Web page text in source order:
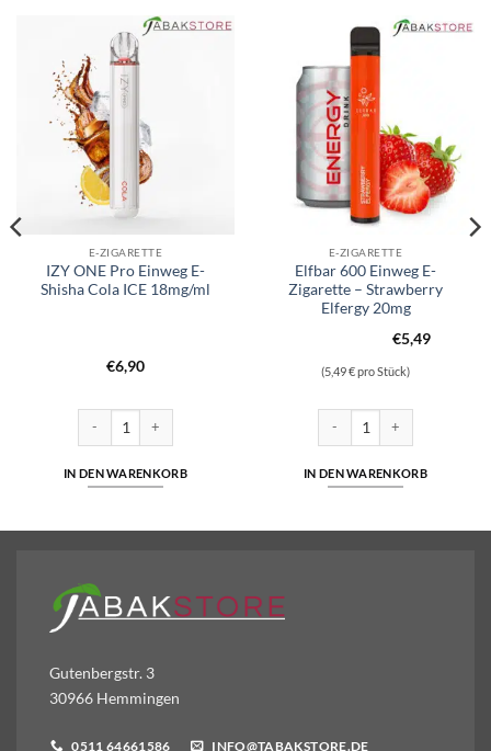
E-ZIGARETTE
IZY ONE Pro Einweg E-
Shisha Cola ICE 18mg/ml
€6,90
IN DEN WARENKORB
E-ZIGARETTE
Elfbar 600 Einweg E-
Zigarette – Strawberry
Elfergy 20mg
€5,49
(5,49 € pro Stück)
IN DEN WARENKORB
Gutenbergstr. 3
30966 Hemmingen
0511 64661586 INFO@TABAKSTORE.DE